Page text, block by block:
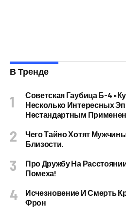
В Тренде
Советская Гаубица Б-4
Несколько Интересных
Нестандартным
Чего Тайно Хотят
Близости.
Про Дружбу На
Помеха!
Исчезновение И Смерть
Фрон